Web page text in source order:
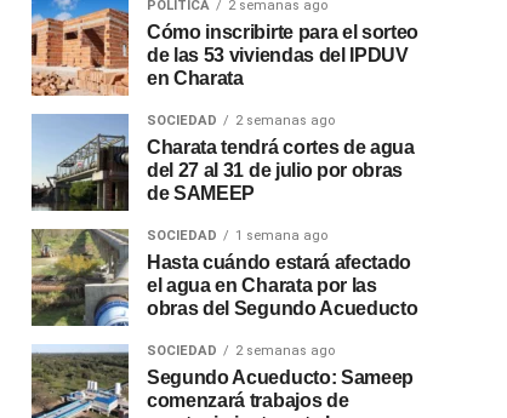
POLÍTICA 2 semanas ago
Cómo inscribirte para el sorteo
de las 53 viviendas del IPDUV
en Charata
SOCIEDAD 2 semanas ago
Charata tendrá cortes de agua
del 27 al 31 de julio por obras
de SAMEEP
SOCIEDAD 1 semana ago
Hasta cuándo estará afectado
el agua en Charata por las
obras del Segundo Acueducto
SOCIEDAD 2 semanas ago
Segundo Acueducto: Sameep
comenzará trabajos de